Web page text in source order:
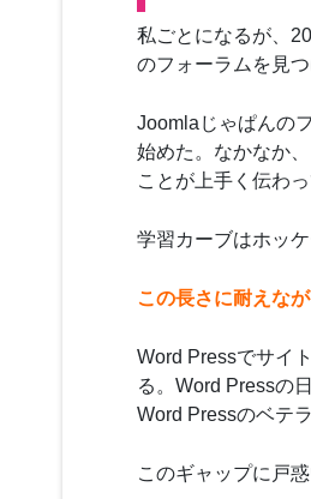
私ごとになるが、
のフォーラムを見
Joomlaじゃぱんの
始めた。なかなか
ことが上手く伝わ
学習カーブはホッ
この長さに耐えな
Word Pressでサイ
る。Word Pressの
Word Pressのベテ
このギャップに戸